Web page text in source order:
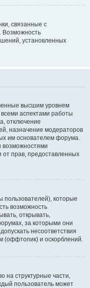
связанные с
установленных
высшим уровнем
аспектами работы
отключение
назначение модераторов
им основателем форума.
возможностями
от прав, предоставленных
пользователей), которые
возможность
открывать,
за которыми они
несоответствия
(оффтопик) и оскорблений.
на структурные части,
пользователь может